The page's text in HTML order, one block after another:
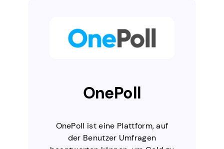
OnePoll
OnePoll ist eine Plattform, auf
der Benutzer Umfragen